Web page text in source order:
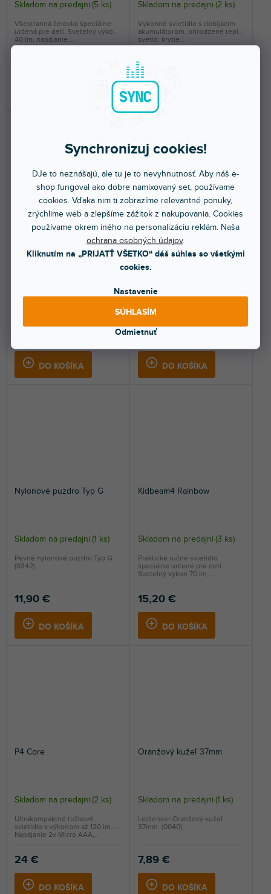
Synchronizuj cookies!
DJe to neznášajú, ale tu je to nevyhnutnosť. Aby náš e-
shop fungoval ako dobre namixovaný set, používame
cookies. Vďaka nim ti zobrazíme relevantné ponuky,
zrýchlime web a zlepšíme zážitok z nakupovania. Cookies
používame okrem iného na personalizáciu reklám. Naša
ochrana osobných údajov.
Kliknutím na „PRIJATŤ VŠETKO“ dáš súhlas so všetkými
cookies.
Nastavenie
Odmietnuť
SÚHLASÍM
Skladom na predajni (5 ks)
Všestranná čelovka špeciálne
určená pre deti. Svetelný výkon
40 lm, napájanie...
Skladom na predajni (2 ks)
71,60 €
Výkonné svietidlo s dobíjacím
akumulátorom, prirodzené teplé
svetlo, krytie...
🔥 SEZÓNNY VÝPREDAJ
Oranžový kužeľ 35,1mm
DO KOŠÍKA
Ledlenser Oranžový kužeľ
Workers Friend
95,30 €
DO KOŠÍKA
Univerzálna flexibilná dobíjacia
vymeniteľnými...
Nylonové puzdro Typ G
Skladom na predajni (1 ks)
11,90 €
DO KOŠÍKA
Pevné nylonové puzdro Typ G.
(0342).
Kidbeam4 Rainbow
Skladom na predajni (3 ks)
15,20 €
DO KOŠÍKA
Praktické ručné svietidlo
špeciálne určené pre deti.
Svetelný výkon 70 lm,...
P4 Core
Skladom na predajni (2 ks)
24 €
DO KOŠÍKA
Ultrakompaktné tužkové
svietidlo s výkonom až 120 lm.
Napájanie 2x Micro AAA,...
Oranžový kužeľ 37mm
Skladom na predajni (1 ks)
7,89 €
DO KOŠÍKA
Ledlenser Oranžový kužeľ
37mm. (0040).